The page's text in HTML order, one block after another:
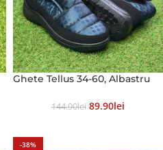
Ghete Tellus 34-60, Albastru
144.90Lei 89.90Lei
-38%